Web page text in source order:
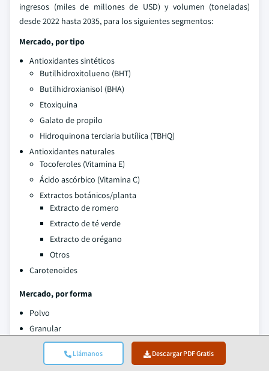
Llámanos Descargar PDF Gratis
ingresos (miles de millones de USD) y volumen (toneladas)
desde 2022 hasta 2035, para los siguientes segmentos:
Mercado, por tipo
Antioxidantes sintéticos
Butilhidroxitolueno (BHT)
Butilhidroxianisol (BHA)
Etoxiquina
Galato de propilo
Hidroquinona terciaria butílica (TBHQ)
Antioxidantes naturales
Tocoferoles (Vitamina E)
Ácido ascórbico (Vitamina C)
Extractos botánicos/planta
Extracto de romero
Extracto de té verde
Extracto de orégano
Otros
Carotenoides
Mercado, por forma
Polvo
Granular
Líquido